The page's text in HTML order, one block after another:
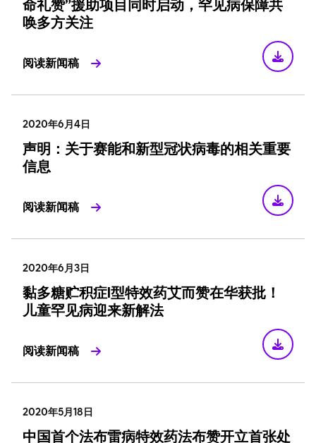
命礼赞”援助项目同时启动，罕见病保障共
唤多方关注
阅读新闻稿
2020年6月4日
声明：关于赛能和新型冠状病毒的相关重要
信息
阅读新闻稿
2020年6月3日
黏多糖贮积症Ⅰ型特效药艾而赞在华获批！
儿童罕见病迎来新解法
阅读新闻稿
2020年5月18日
中国首个法布雷病特效药法布赞开立首张处